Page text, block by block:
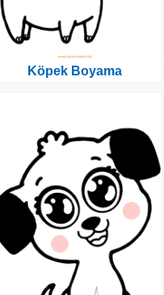
Köpek Boyama